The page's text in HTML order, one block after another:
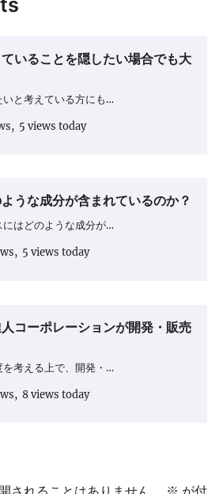
いることを隠したい場合でも大
と考えている方にも…
5 views today
うな成分が含まれているのか？
はどのような成分が…
5 views today
コーポレーションが開発・販売
考える上で、開発・…
8 views today